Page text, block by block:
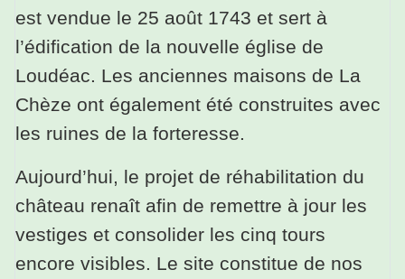
est vendue le 25 août 1743 et sert à
l’édification de la nouvelle église de
Loudéac. Les anciennes maisons de La
Chèze ont également été construites avec
les ruines de la forteresse.
Aujourd’hui, le projet de réhabilitation du
château renaît afin de remettre à jour les
vestiges et consolider les cinq tours
encore visibles. Le site constitue de nos